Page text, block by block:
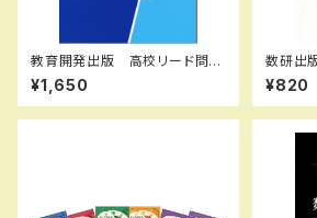
教育開発出版 高校リード問題
集 英文法 A ，英文法 B 202
6年度版 各科目（選択くださ
い） 新品完全セット ISBN
¥1,650
数研出版 新版 力をつけ
文 実
体のみ
¥820